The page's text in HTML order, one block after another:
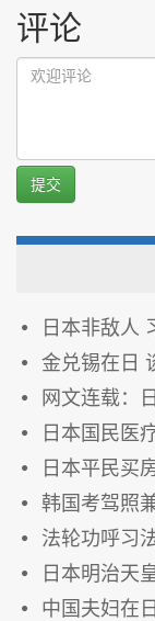
评论
提交
日本非敌人
金兑锡在日
网文连载：
日本国民医疗
日本平民买
韩国考驾照
法轮功呼习
日本明治天
中国夫妇在